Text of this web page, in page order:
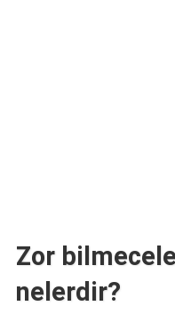
Zor
nelerdir?